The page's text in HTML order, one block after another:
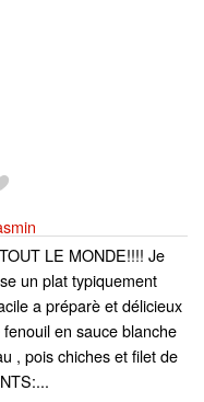
LE MONDE!!!! Je
un plat typiquement
a préparè et délicieux
en sauce blanche
, pois chiches et filet de